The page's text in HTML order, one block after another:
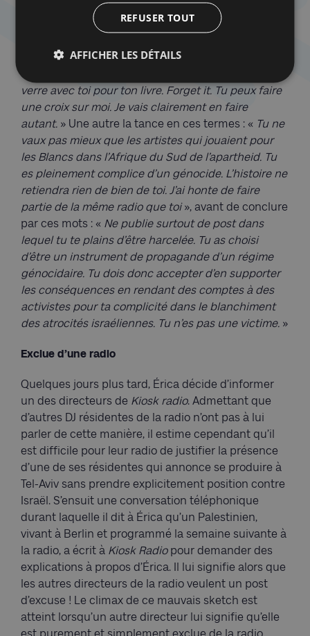
. Voici un petit échantillon des amabilités
que ses « amies » postent sur sa page Instagram :
connerie. (…) Tu es juste trop conne, je n’ai pas
d’autres mots. C’est clair que je n’irai pas boire un
verre avec toi pour ton livre. Forget it. Tu peux faire
une croix sur moi. Je vais clairement en faire
autant. » Une autre la tance en ces termes : « Tu ne
vaux pas mieux que les artistes qui jouaient pour
les Blancs dans l’Afrique du Sud de l’apartheid. Tu
es pleinement complice d’un génocide. L’histoire ne
retiendra rien de bien de toi. J’ai honte de faire
partie de la même radio que toi», avant de conclure
par ces mots : « Ne publie surtout de post dans
lequel tu te plains d’être harcelée. Tu as choisi
d’être un instrument de propagande d’un régime
génocidaire. Tu dois donc accepter d’en supporter
les conséquences en rendant des comptes à des
activistes pour ta complicité dans le blanchiment
des atrocités israéliennes. Tu n’es pas une victime. »
Exclue d’une radio
Quelques jours plus tard, Érica décide d’informer
un des directeurs de Kiosk radio. Admettant que
d’autres DJ résidentes de la radio n’ont pas à lui
parler de cette manière, il estime cependant qu’il
est difficile pour leur radio de justifier la présence
d’une de ses résidentes qui annonce se produire à
Tel-Aviv sans prendre explicitement position contre
Israël. S’ensuit une conversation téléphonique
durant laquelle il dit à Érica qu’un Palestinien,
vivant à Berlin et programmé la semaine suivante à
la radio, a écrit à Kiosk Radiopour demander des
explications à propos d’Érica. Il lui signifie alors que
les autres directeurs de la radio veulent un post
d’excuse ! Le climax de ce mauvais sketch est
atteint lorsqu’un autre directeur lui signifie qu’elle
est purement et simplement exclue de la radio.
REFUSER TOUT
AFFICHER LES DÉTAILS